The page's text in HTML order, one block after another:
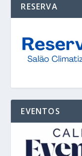
RESERVA
EVENTOS